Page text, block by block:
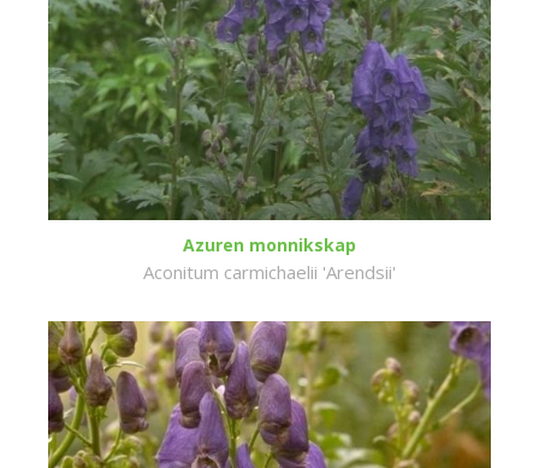
Azuren monnikskap
Aconitum carmichaelii 'Arendsii'